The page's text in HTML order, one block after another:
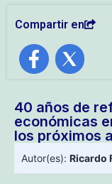
Compartir en
40 años de
económicas
los próximos
Autor(es): Ricardo